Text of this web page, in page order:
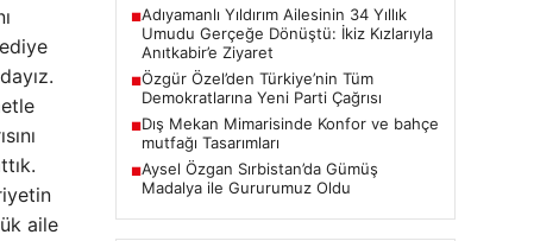
aile
■Adıyamanlı Yıldırım Ailesinin 34 Yıllık
Umudu Gerçeğe Dönüştü: İkiz Kızlarıyla
Anıtkabir’e Ziyaret
■Özgür Özel’den Türkiye’nin Tüm
Demokratlarına Yeni Parti Çağrısı
■Dış Mekan Mimarisinde Konfor ve bahçe
mutfağı Tasarımları
■Aysel Özgan Sırbistan’da Gümüş
Madalya ile Gururumuz Oldu